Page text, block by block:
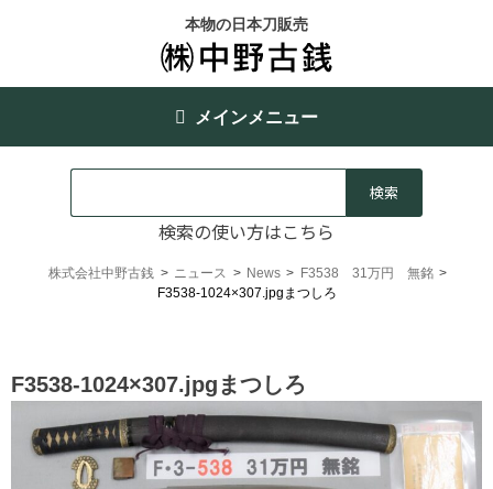
本物の日本刀販売
メインメニュー
検索の使い方はこちら
株式会社中野古銭 > ニュース > News > F3538 31万円 無銘 >
F3538-1024×307.jpgまつしろ
F3538-1024×307.jpgまつしろ